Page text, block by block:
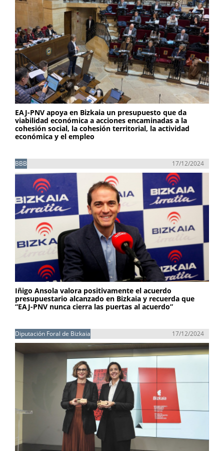
EAJ-PNV apoya en Bizkaia un presupuesto que da
viabilidad económica a acciones encaminadas a la
cohesión social, la cohesión territorial, la actividad
económica y el empleo
BBB 17/12/2024
Iñigo Ansola valora positivamente el acuerdo
presupuestario alcanzado en Bizkaia y recuerda que
“EAJ-PNV nunca cierra las puertas al acuerdo”
Diputación Foral de Bizkaia 17/12/2024